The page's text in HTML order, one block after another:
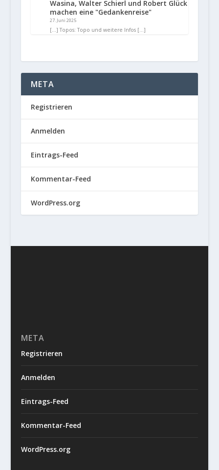
Wasina, Walter Schierl und Robert Glück
machen eine "Gedankenreise"
27. Juni 2025
[…] Topos: Topo und weitere Infos […]
META
Registrieren
Anmelden
Eintrags-Feed
Kommentar-Feed
WordPress.org
META
Registrieren
Anmelden
Eintrags-Feed
Kommentar-Feed
WordPress.org